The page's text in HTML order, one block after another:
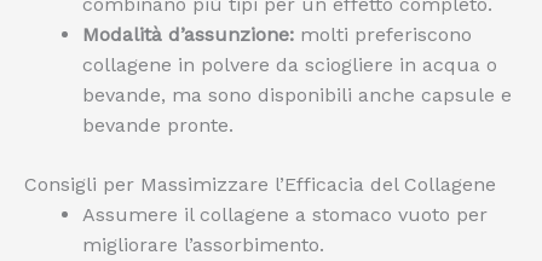
combinano più tipi per un effetto completo.
Modalità d’assunzione: molti preferiscono
collagene in polvere da sciogliere in acqua o
bevande, ma sono disponibili anche capsule e
bevande pronte.
Consigli per Massimizzare l’Efficacia del Collagene
Assumere il collagene a stomaco vuoto per
migliorare l’assorbimento.